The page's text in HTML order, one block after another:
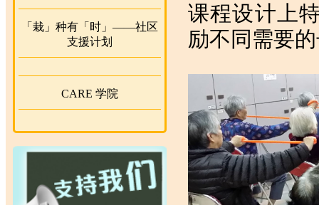
「栽」种有「时」——社区
支援计划
CARE 学院
课程设计上
励不同需要